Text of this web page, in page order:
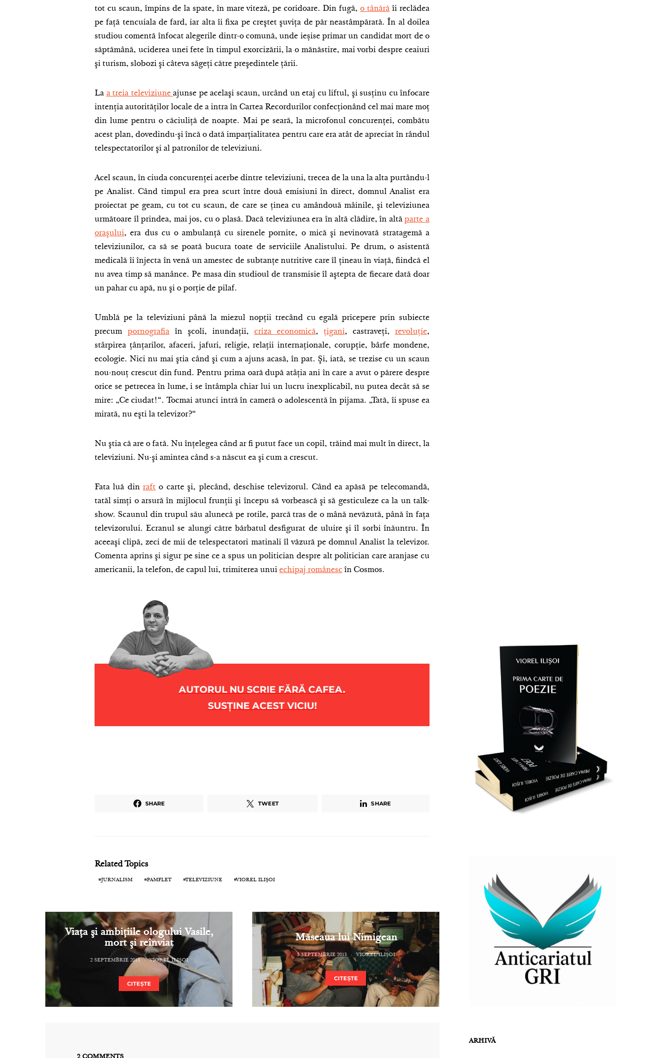
tot cu scaun, împins de la spate, în mare viteză, pe coridoare. Din fugă,o tânără îi reclădea
pe faţă tencuiala de fard, iar alta îi fixa pe creştet şuviţa de păr neastâmpărată. În al doilea
studiou comentă înfocat alegerile dintr-o comună, unde ieșise primar un candidat mort de o
săptămână, uciderea unei fete în timpul exorcizării, la o mănăstire, mai vorbi despre ceaiuri
şi turism, slobozi şi câteva săgeţi către preşedintele ţării.
La a treia televiziune ajunse pe acelaşi scaun, urcând un etaj cu liftul, şi susţinu cu înfocare
intenţia autorităţilor locale de a intra în Cartea Recordurilor confecţionând cel mai mare moţ
din lume pentru o căciuliţă de noapte. Mai pe seară, la microfonul concurenţei, combătu
acest plan, dovedindu-şi încă o dată imparțialitatea pentru care era atât de apreciat în rândul
telespectatorilor şi al patronilor de televiziuni.
Acel scaun, în ciuda concurenţei acerbe dintre televiziuni, trecea de la una la alta purtându-l
pe Analist. Când timpul era prea scurt între două emisiuni în direct, domnul Analist era
proiectat pe geam, cu tot cu scaun, de care se ţinea cu amândouă mâinile, şi televiziunea
următoare îl prindea, mai jos, cu o plasă. Dacă televiziunea era în altă clădire, în altăparte a
oraşului, era dus cu o ambulanţă cu sirenele pornite, o mică şi nevinovată stratagemă a
televiziunilor, ca să se poată bucura toate de serviciile Analistului. Pe drum, o asistentă
medicală îi înjecta în venă un amestec de subtanţe nutritive care îl ţineau în viaţă, fiindcă el
nu avea timp să manânce. Pe masa din studioul de transmisie îl aştepta de fiecare dată doar
un pahar cu apă, nu şi o porţie de pilaf.
Umblă pe la televiziuni până la miezul nopţii trecând cu egală pricepere prin subiecte
precum pornografia în şcoli, inundaţii, criza economică, ţigani, castraveţi, revoluţie,
stârpirea ţânţarilor, afaceri, jafuri, religie, relaţii internaţionale, corupţie, bârfe mondene,
ecologie. Nici nu mai ştia când şi cum a ajuns acasă, în pat. Şi, iată, se trezise cu un scaun
nou-nouţ crescut din fund. Pentru prima oară după atâţia ani în care a avut o părere despre
orice se petrecea în lume, i se întâmpla chiar lui un lucru inexplicabil, nu putea decât să se
mire: „Ce ciudat!“. Tocmai atunci intră în cameră o adolescentă în pijama. „Tată, îi spuse ea
mirată, nu eşti la televizor?“
Nu ştia că are o fată. Nu înţelegea când ar fi putut face un copil, trăind mai mult în direct, la
televiziuni. Nu-şi amintea când s-a născut ea şi cum a crescut.
Fata luă dinraft o carte şi, plecând, deschise televizorul. Când ea apăsă pe telecomandă,
tatăl simţi o arsură în mijlocul frunţii şi începu să vorbească şi să gesticuleze ca la un talk-
show. Scaunul din trupul său alunecă pe rotile, parcă tras de o mână nevăzută, până în faţa
televizorului. Ecranul se alungi către bărbatul desfigurat de uluire şi îl sorbi înăuntru. În
aceeaşi clipă, zeci de mii de telespectatori matinali îl văzură pe domnul Analist la televizor.
Comenta aprins şi sigur pe sine ce a spus un politician despre alt politician care aranjase cu
americanii, la telefon, de capul lui, trimiterea unui echipaj românesc în Cosmos.
AUTORUL NU SCRIE FĂRĂ CAFEA.
SUSȚINE ACEST VICIU!
SHARE TWEET SHARE
Related Topics
JURNALISM PAMFLET TELEVIZIUNE VIOREL ILIȘOI
Viaţa şi ambiţiile ologului Vasile,
mort şi reînviat
2 SEPTEMBRIE 2013 VIOREL ILIȘOI
CITEȘTE
Măseaua lui Nimigean
5 SEPTEMBRIE 2013 VIOREL ILIȘOI
CITEȘTE
ARHIVĂ